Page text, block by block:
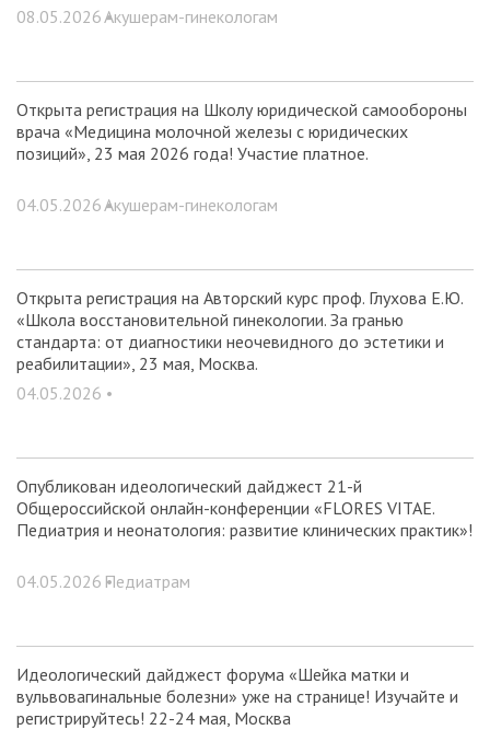
08.05.2026 •Акушерам-гинекологам
Открыта регистрация на Школу юридической самообороны
врача «Медицина молочной железы с юридических
позиций», 23 мая 2026 года! Участие платное.
04.05.2026 •Акушерам-гинекологам
Открыта регистрация на Авторский курс проф. Глухова Е.Ю.
«Школа восстановительной гинекологии. За гранью
стандарта: от диагностики неочевидного до эстетики и
реабилитации», 23 мая, Москва.
04.05.2026 •
Опубликован идеологический дайджест 21-й
Общероссийской онлайн-конференции «FLORES VITAE.
Педиатрия и неонатология: развитие клинических практик»!
04.05.2026 •Педиатрам
Идеологический дайджест форума «Шейка матки и
вульвовагинальные болезни» уже на странице! Изучайте и
регистрируйтесь! 22-24 мая, Москва